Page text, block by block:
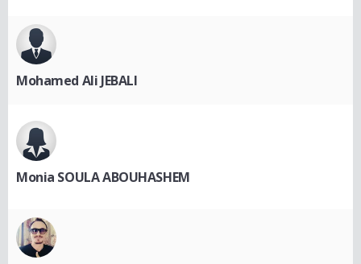
Mohamed Ali JEBALI
Monia SOULA ABOUHASHEM